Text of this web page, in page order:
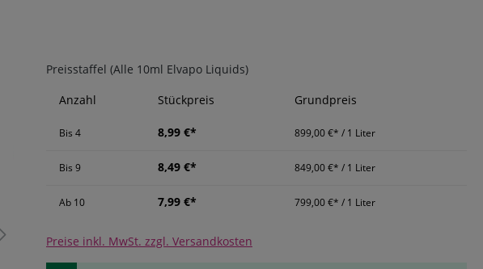
Preisstaffel (Alle 10ml Elvapo Liquids)
Anzahl
Stückpreis Grundpreis
Bis 4 8,99 €* 899,00 €* / 1 Liter
Bis 9 8,49 €* 849,00 €* / 1 Liter
Ab 10 7,99 €* 799,00 €* / 1 Liter
Preise inkl. MwSt. zzgl. Versandkosten